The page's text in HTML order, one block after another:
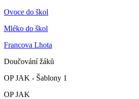
Ovoce do škol
Mléko do škol
Francova Lhota
Doučování žáků
OP JAK - Šablony 1
OP JAK